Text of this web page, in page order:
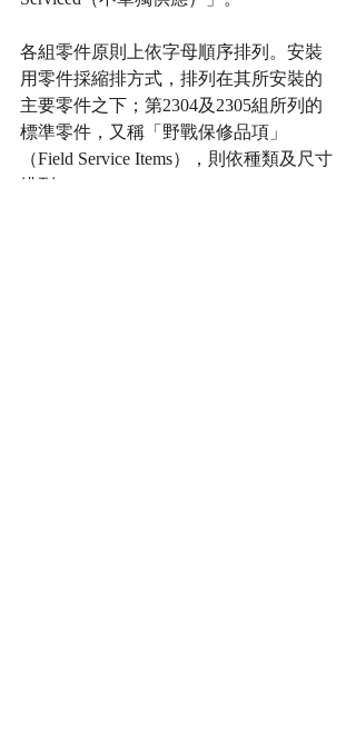
各組零件原則上依字母順序排列。安裝
用零件採縮排方式，排列在其所安裝的
主要零件之下；第2304及2305組所列的
標準零件，又稱「野戰保修品項」
（Field Service Items），則依種類及尺寸
排列。